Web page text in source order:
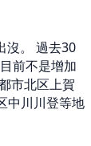
沒。 過去30
前不是增加
市北区上賀
中川川登等地